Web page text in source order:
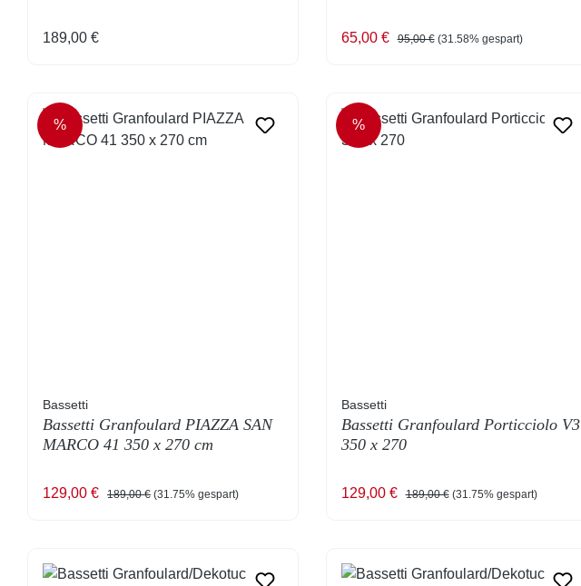
Regulärer Preis:
189,00 € Verkaufspreis:
65,00 € Regulärer Preis:
95,00 € (31.58% gespart)
RABATT
%
Bassetti
Bassetti Granfoulard PIAZZA SAN
MARCO 41 350 x 270 cm
Verkaufspreis:
129,00 € Regulärer Preis:
189,00 € (31.75% gespart)
RABATT
%
Bassetti
Bassetti Granfoulard Porticciolo V3
350 x 270
Verkaufspreis:
129,00 € Regulärer Preis:
189,00 € (31.75% gespart)